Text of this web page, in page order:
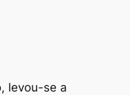
levou-se a